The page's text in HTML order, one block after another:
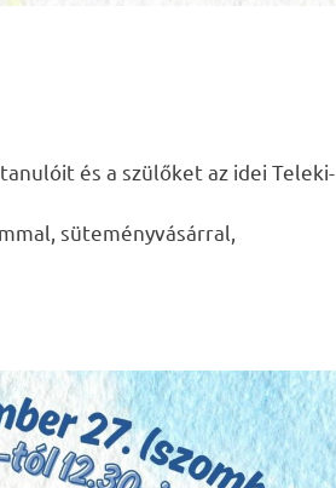
és a szülőket az idei Teleki-
süteményvásárral,